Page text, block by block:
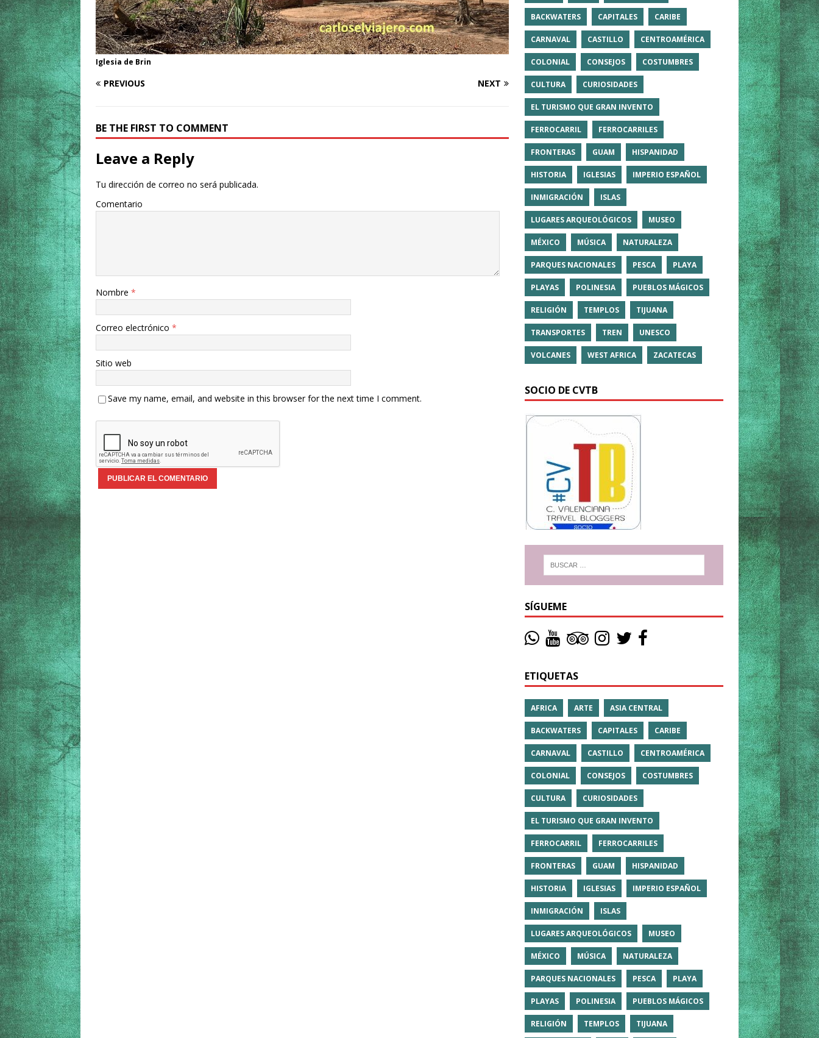
Iglesia de Brin
PREVIOUS NEXT
BE THE FIRST TO COMMENT
Leave a Reply
Tu dirección de correo no será publicada.
Comentario
Nombre *
Correo electrónico *
Sitio web
Save my name, email, and website in this browser for the next time I comment.
BACKWATERS CAPITALES CARIBE
CARNAVAL CASTILLO CENTROAMÉRICA
COLONIAL CONSEJOS COSTUMBRES
CULTURA CURIOSIDADES
EL TURISMO QUE GRAN INVENTO
FERROCARRIL FERROCARRILES
FRONTERAS GUAM HISPANIDAD
HISTORIA IGLESIAS IMPERIO ESPAÑOL
INMIGRACIÓN ISLAS
LUGARES ARQUEOLÓGICOS MUSEO
MÉXICO MÚSICA NATURALEZA
PARQUES NACIONALES PESCA PLAYA
PLAYAS POLINESIA PUEBLOS MÁGICOS
RELIGIÓN TEMPLOS TIJUANA
TRANSPORTES TREN UNESCO
VOLCANES WEST AFRICA ZACATECAS
SOCIO DE CVTB
SÍGUEME
ETIQUETAS
AFRICA ARTE ASIA CENTRAL
BACKWATERS CAPITALES CARIBE
CARNAVAL CASTILLO CENTROAMÉRICA
COLONIAL CONSEJOS COSTUMBRES
CULTURA CURIOSIDADES
EL TURISMO QUE GRAN INVENTO
FERROCARRIL FERROCARRILES
FRONTERAS GUAM HISPANIDAD
HISTORIA IGLESIAS IMPERIO ESPAÑOL
INMIGRACIÓN ISLAS
LUGARES ARQUEOLÓGICOS MUSEO
MÉXICO MÚSICA NATURALEZA
PARQUES NACIONALES PESCA PLAYA
PLAYAS POLINESIA PUEBLOS MÁGICOS
RELIGIÓN TEMPLOS TIJUANA